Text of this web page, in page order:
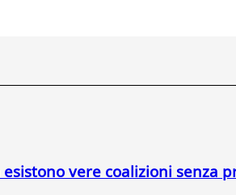
vere coalizioni senza